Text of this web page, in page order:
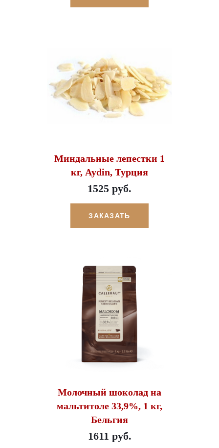
Миндальные лепестки 1
кг, Aydin, Турция
1525 руб.
ЗАКАЗАТЬ
Молочный шоколад на
мальтитоле 33,9%, 1 кг,
Бельгия
1611 руб.